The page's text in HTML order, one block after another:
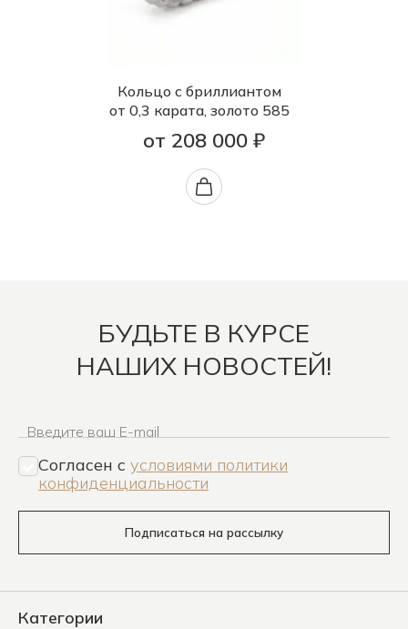
Кольцо с бриллиантом
от 0,3 карата, золото 585
от 208 000 ₽
БУДЬТЕ В КУРСЕ
НАШИХ НОВОСТЕЙ!
Введите ваш E-mail
Согласен c условиями политики
конфиденциальности
Подписаться на рассылку
Категории